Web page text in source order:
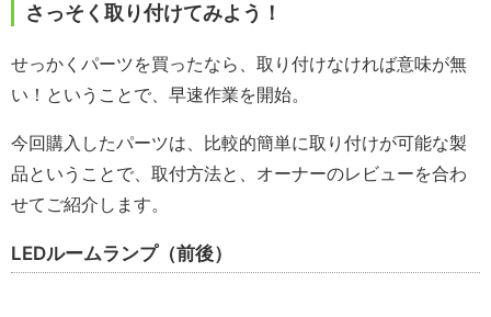
さっそく取り付けてみよう！
せっかくパーツを買ったなら、取り付けなければ意味が無
い！ということで、早速作業を開始。
今回購入したパーツは、比較的簡単に取り付けが可能な製
品ということで、取付方法と、オーナーのレビューを合わ
せてご紹介します。
LEDルームランプ（前後）